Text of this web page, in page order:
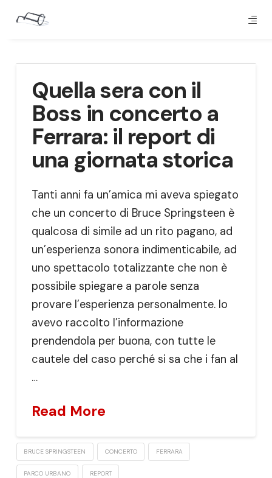
Quella sera con il
Boss in concerto a
Ferrara: il report di
una giornata storica
Tanti anni fa un’amica mi aveva spiegato
che un concerto di Bruce Springsteen è
qualcosa di simile ad un rito pagano, ad
un’esperienza sonora indimenticabile, ad
uno spettacolo totalizzante che non è
possibile spiegare a parole senza
provare l’esperienza personalmente. Io
avevo raccolto l’informazione
prendendola per buona, con tutte le
cautele del caso perché si sa che i fan al
…
Read More
BRUCE SPRINGSTEEN CONCERTO FERRARA
PARCO URBANO REPORT